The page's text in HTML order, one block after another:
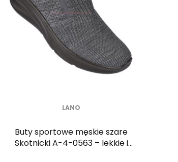
LANO
Buty sportowe męskie szare
Skotnicki A-4-0563 – lekkie i